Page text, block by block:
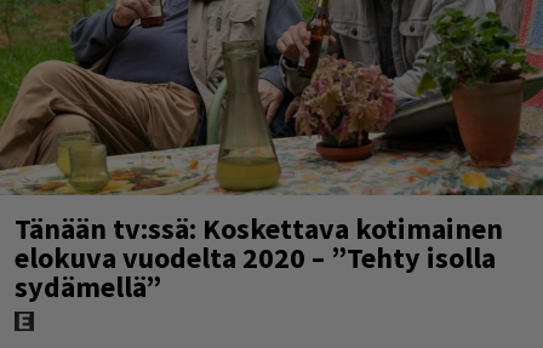
Tänään tv:ssä: Koskettava kotimainen
elokuva vuodelta 2020 – ”Tehty isolla
sydämellä”